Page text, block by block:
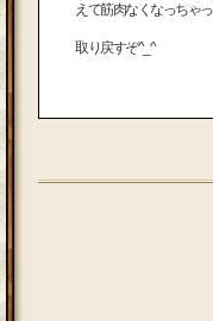
えて筋肉なくなっちゃ
取り戻すぞ^_^